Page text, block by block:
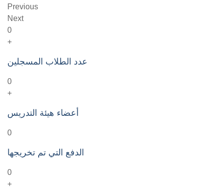
Previous
Next
0
+
عدد الطلاب المسجلين
0
+
أعضاء هيئة التدريس
0
الدفع التي تم تخريجها
0
+